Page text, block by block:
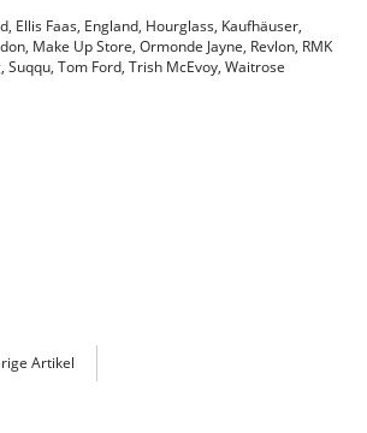
, Ellis Faas, England, Hourglass, Kaufhäuser,
, Make Up Store, Ormonde Jayne, Revlon, RMK
, Suqqu, Tom Ford, Trish McEvoy, Waitrose
Artikel